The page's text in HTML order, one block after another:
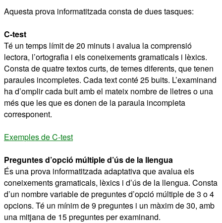
Aquesta prova informatitzada consta de dues tasques:
C-test
Té un temps límit de 20 minuts i avalua la comprensió
lectora, l’ortografia i els coneixements gramaticals i lèxics.
Consta de quatre textos curts, de temes diferents, que tenen
paraules incompletes. Cada text conté 25 buits. L’examinand
ha d’omplir cada buit amb el mateix nombre de lletres o una
més que les que es donen de la paraula incompleta
corresponent.
Exemples de C-test
Preguntes d’opció múltiple d’ús de la llengua
És una prova informatitzada adaptativa que avalua els
coneixements gramaticals, lèxics i d’ús de la llengua. Consta
d’un nombre variable de preguntes d’opció múltiple de 3 o 4
opcions. Té un mínim de 9 preguntes i un màxim de 30, amb
una mitjana de 15 preguntes per examinand.